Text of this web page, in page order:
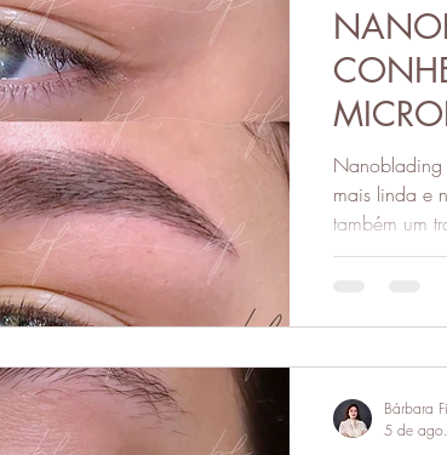
Nanoblading
mais linda e
também um
Bárbara
5 de